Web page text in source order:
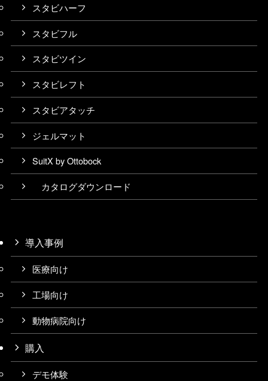
スタビハーフ
スタビフル
スタビツイン
スタビレフト
スタビアタッチ
ジェルマット
SuitX by Ottobock
カタログダウンロード
導入事例
医療向け
工場向け
動物病院向け
購入
デモ体験